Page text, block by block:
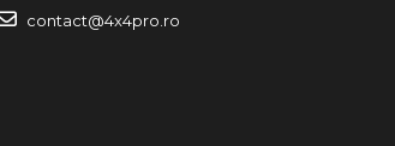
contact@4x4pro.ro